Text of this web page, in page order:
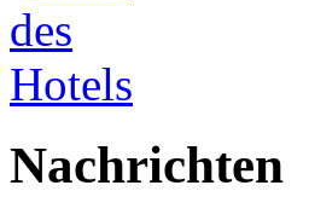
Nachrichten